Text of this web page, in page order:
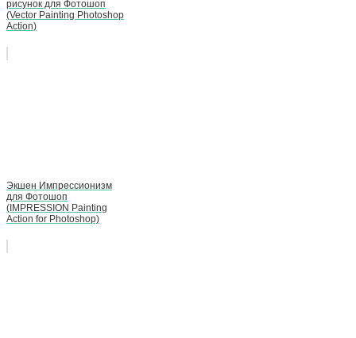
рисунок для Фотошоп
(Vector Painting Photoshop
Action)
Экшен Импрессионизм
для Фотошоп
(IMPRESSION Painting
Action for Photoshop)